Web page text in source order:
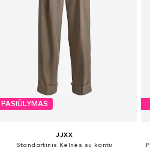
PASIŪLYMAS
JJXX
Standartinis Kelnės su kantu